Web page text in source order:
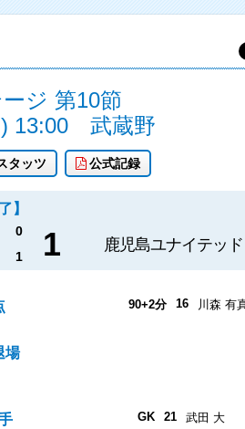
ジ 第10節
13:00
武蔵野
タッツ 公式記録
】
0 1 鹿児島ユナイテッド
1
90+2分 16 川森 有
場
GK 21
武田 大